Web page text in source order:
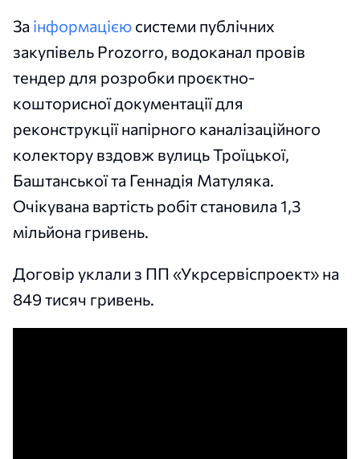
За інформацією системи публічних
закупівель Prozorro, водоканал провів
тендер для розробки проєктно-
кошторисної документації для
реконструкції напірного каналізаційного
колектору вздовж вулиць Троїцької,
Баштанської та Геннадія Матуляка.
Очікувана вартість робіт становила 1,3
мільйона гривень.
Договір уклали з ПП «Укрсервіспроект» на
849 тисяч гривень.